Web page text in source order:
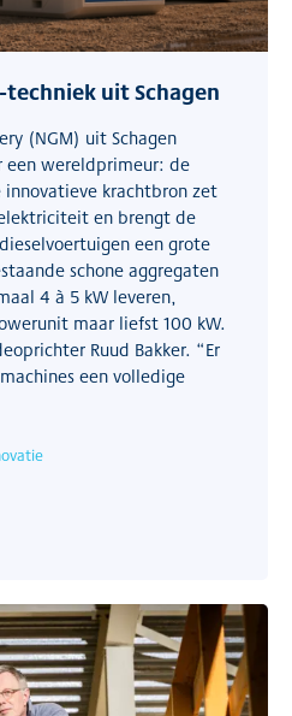
uit Schagen
(NGM) uit Schagen
wereldprimeur: de
innovatieve krachtbron zet
en brengt de
een grote
schone aggregaten
4 à 5 kW leveren,
maar liefst 100 kW.
Ruud Bakker. “Er
een volledige